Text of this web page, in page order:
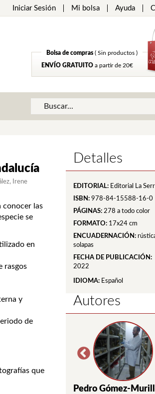
Iniciar Sesión Mi bolsa Ayuda
Bolsa de compras ( Sin productos )
ENVÍO GRATUITO a partir de 20€
Irene
conocer las
se
en
rasgos
y
de
que
Detalles
EDITORIAL: Editorial La
ISBN: 978-84-15588-16-0
PÁGINAS: 278 a todo color
FORMATO: 17x24 cm
ENCUADERNACIÓN:
solapas
FECHA DE PUBLICACIÓN:
2022
IDIOMA: Español
Autores
Pedro Gómez-